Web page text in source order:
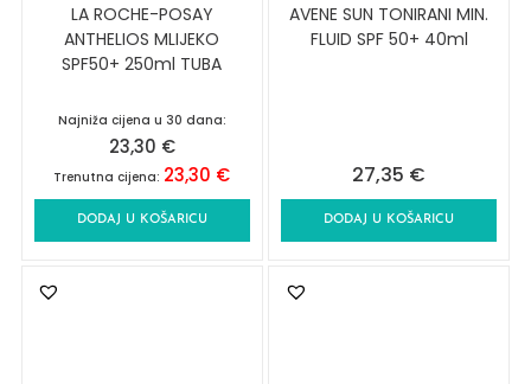
LA ROCHE-POSAY
ANTHELIOS MLIJEKO
SPF50+ 250ml TUBA
Najniža cijena u 30 dana:
23,30 €
Trenutna cijena: 23,30 €
DODAJ U KOŠARICU
AVENE SUN TONIRANI MIN.
FLUID SPF 50+ 40ml
27,35 €
DODAJ U KOŠARICU